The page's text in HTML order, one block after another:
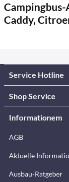
Caddy,
Service Hotline
Shop Service
Informationem
AGB
Aktuelle
Ausbau-Ratgeber